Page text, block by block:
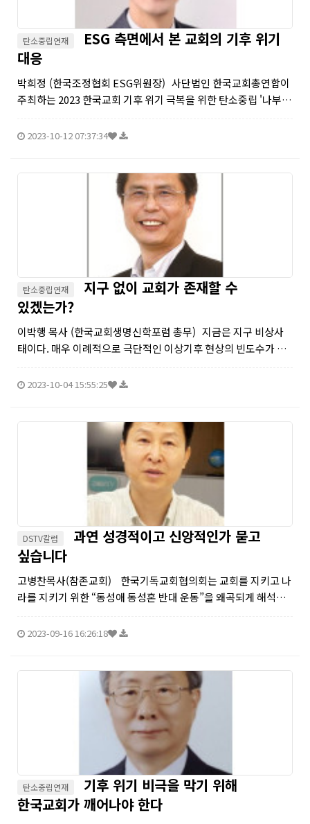
탄소중립연재
ESG 측면에서 본 교회의 기후 위기
대응
박희정 (한국조정협회 ESG위원장) 사단법인 한국교회총연합이
주최하는 2023 한국교회 기후 위기 극복을 위한 탄소중립 '나부터
에, 생존과 공존을 위한 '나부터 실천’ 다짐은 ...
2023-10-12 07:37:34
탄소중립연재
지구 없이 교회가 존재할 수
있겠는가?
이박행 목사 (한국교회생명신학포럼 총무) 지금은 지구 비상사
태이다. 매우 이례적으로 극단적인 이상기후 현상의 빈도수가 급
제 불능의 태풍, 빈번한 산불, 극심한 가뭄 등 지구 조절...
2023-10-04 15:55:25
DSTV칼럼
과연 성경적이고 신앙적인가 묻고
싶습니다
고병찬목사(참존교회) 한국기독교회협의회는 교회를 지키고 나
라를 지키기 위한 “동성애 동성혼 반대 운동”을 왜곡되게 해석하
다. 기독교는 결코 동성애자를 혐오하는 것은 아니다. 하나님께...
2023-09-16 16:26:18
탄소중립연재
기후 위기 비극을 막기 위해
한국교회가 깨어나야 한다